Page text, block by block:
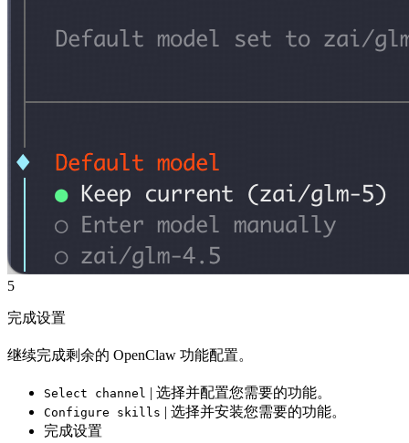
5
完成设置
继续完成剩余的 OpenClaw 功能配置。
Select channel | 选择并配置您需要的功能。
Configure skills | 选择并安装您需要的功能。
完成设置